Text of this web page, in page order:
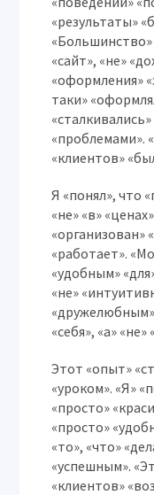
«результаты»
«Большинство»
«сайт», «не»
«оформления»
таки»
«проблемами».
«клиентов»
Я «понял», что
«не» «в»
«организован»
«работает».
«удобным»
«не»
«дружелюбным».
«себя», «а»
Этот «опыт»
«уроком». «Я»
«просто»
«просто»
«то», «что»
«успешным».
«клиентов»